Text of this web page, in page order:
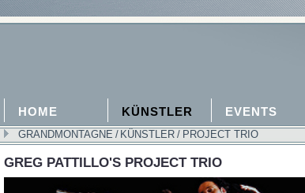
HOME KÜNSTLER EVENTS
GRANDMONTAGNE / KÜNSTLER/PROJECT TRIO
GREG PATTILLO'S PROJECT TRIO